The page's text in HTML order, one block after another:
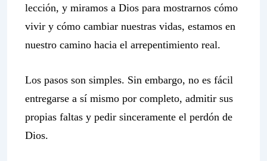
lección, y miramos a Dios para mostrarnos cómo
vivir y cómo cambiar nuestras vidas, estamos en
nuestro camino hacia el arrepentimiento real.
Los pasos son simples. Sin embargo, no es fácil
entregarse a sí mismo por completo, admitir sus
propias faltas y pedir sinceramente el perdón de
Dios.